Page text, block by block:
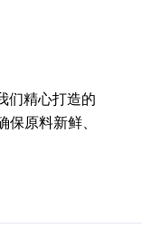
们精心打造的
保原料新鲜、